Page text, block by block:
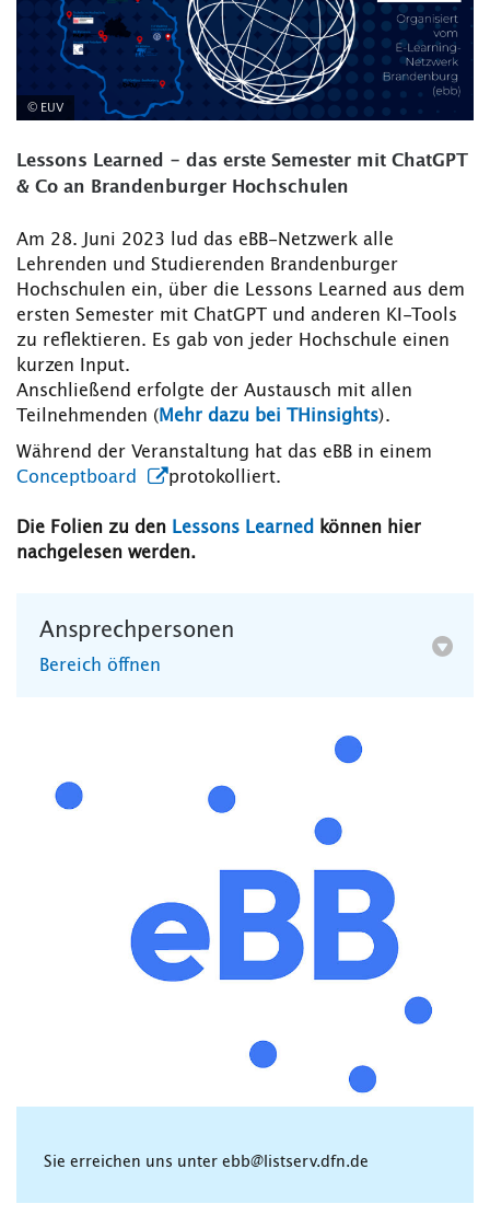
© EUV
Lessons Learned - das erste Semester mit ChatGPT
& Co an Brandenburger Hochschulen
Am 28. Juni 2023 lud das eBB-Netzwerk alle
Lehrenden und Studierenden Brandenburger
Hochschulen ein, über die Lessons Learned aus dem
ersten Semester mit ChatGPT und anderen KI-Tools
zu reflektieren. Es gab von jeder Hochschule einen
kurzen Input.
Anschließend erfolgte der Austausch mit allen
Teilnehmenden (Mehr dazu bei THinsights).
Während der Veranstaltung hat das eBB in einem
Conceptboard
protokolliert.
Die Folien zu den Lessons Learned
können hier
nachgelesen werden.
Ansprechpersonen
Bereich öffnen
Sie erreichen uns unter ebb@listserv.dfn.de